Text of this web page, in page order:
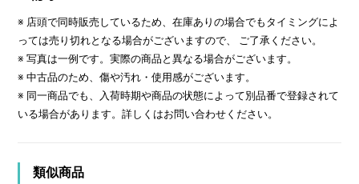
※ 店頭で同時販売しているため、在庫ありの場合でもタイミングによ
っては売り切れとなる場合がございますので、 ご了承ください。
※ 写真は一例です。実際の商品と異なる場合がございます。
※ 中古品のため、傷や汚れ・使用感がございます。
※ 同一商品でも、入荷時期や商品の状態によって別品番で登録されて
いる場合があります。詳しくはお問い合わせください。
類似商品